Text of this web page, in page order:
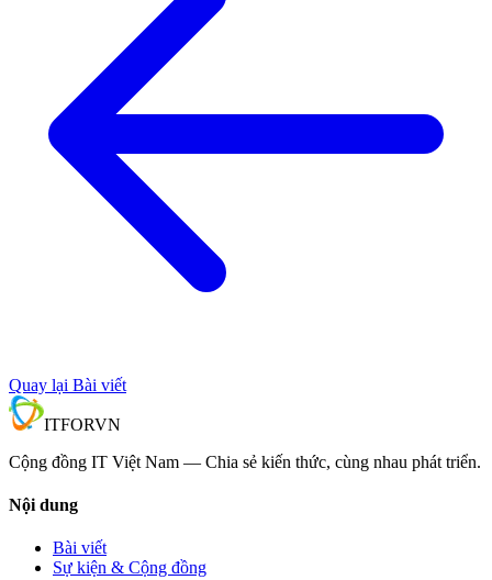
Quay lại Bài viết
ITFORVN
Cộng đồng IT Việt Nam — Chia sẻ kiến thức, cùng nhau phát triển.
Nội dung
Bài viết
Sự kiện & Cộng đồng